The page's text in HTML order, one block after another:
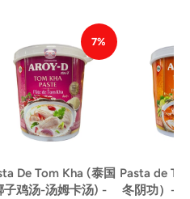
7%
De Tom Kha (泰国
子鸡汤-汤姆卡汤) -
Pasta de
冬阴功）-